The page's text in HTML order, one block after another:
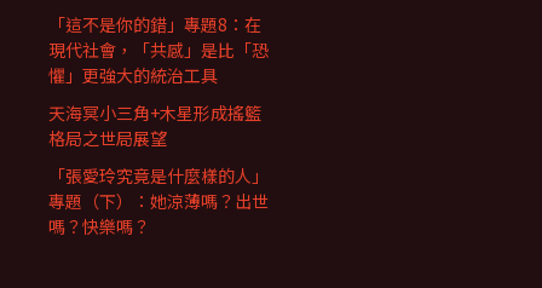
「這不是你的錯」專題8：在
現代社會，「共感」是比「恐
懼」更強大的統治工具
天海冥小三角+木星形成搖籃
格局之世局展望
「張愛玲究竟是什麼樣的人」
專題（下）：她涼薄嗎？出世
嗎？快樂嗎？